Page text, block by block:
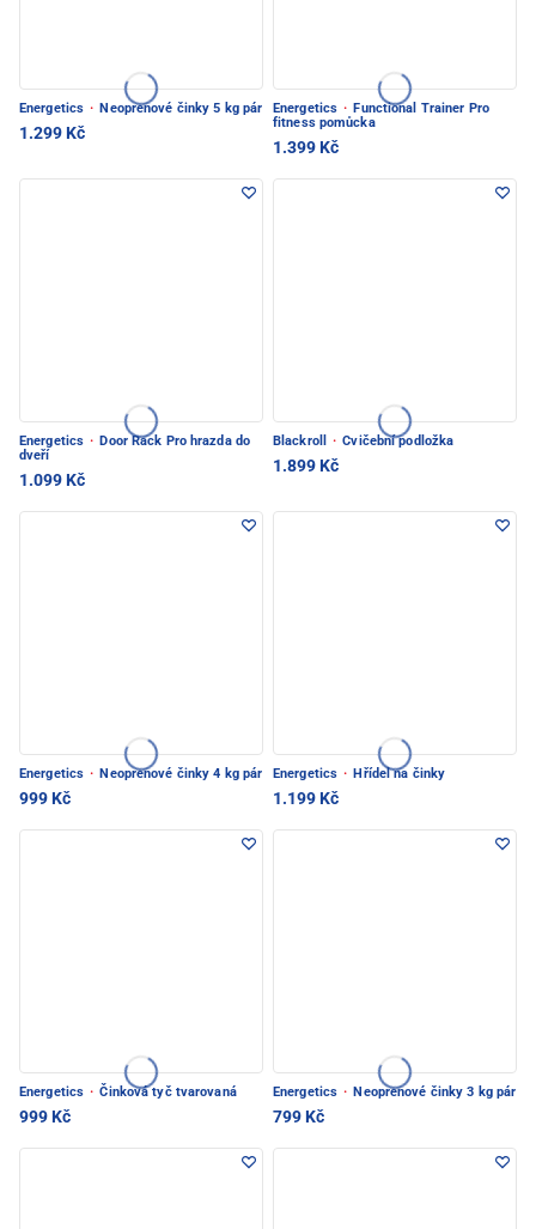
Energetics · Neoprenové činky 5 kg pár
1.299 Kč
Energetics · Functional Trainer Pro
fitness pomůcka
1.399 Kč
Energetics · Door Rack Pro hrazda do
dveří
1.099 Kč
Blackroll · Cvičební podložka
1.899 Kč
Energetics · Neoprenové činky 4 kg pár
999 Kč
Energetics · Hřídel na činky
1.199 Kč
Energetics · Činková tyč tvarovaná
999 Kč
Energetics · Neoprenové činky 3 kg pár
799 Kč